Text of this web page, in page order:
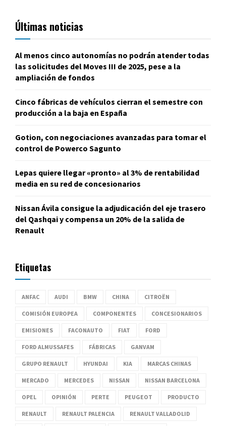
Últimas noticias
Al menos cinco autonomías no podrán atender todas
las solicitudes del Moves III de 2025, pese a la
ampliación de fondos
Cinco fábricas de vehículos cierran el semestre con
producción a la baja en España
Gotion, con negociaciones avanzadas para tomar el
control de Powerco Sagunto
Lepas quiere llegar «pronto» al 3% de rentabilidad
media en su red de concesionarios
Nissan Ávila consigue la adjudicación del eje trasero
del Qashqai y compensa un 20% de la salida de
Renault
Etiquetas
ANFAC AUDI BMW CHINA CITROËN
COMISIÓN EUROPEA COMPONENTES CONCESIONARIOS
EMISIONES FACONAUTO FIAT FORD
FORD ALMUSSAFES FÁBRICAS GANVAM
GRUPO RENAULT HYUNDAI KIA MARCAS CHINAS
MERCADO MERCEDES NISSAN NISSAN BARCELONA
OPEL OPINIÓN PERTE PEUGEOT PRODUCTO
RENAULT RENAULT PALENCIA RENAULT VALLADOLID